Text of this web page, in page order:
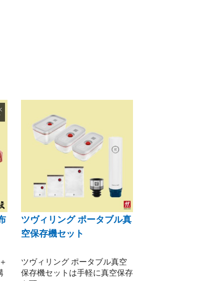
ツヴィリング ポータブル真
空保存機セット
ツヴィリング ポータブル真空
保存機セットは手軽に真空保存